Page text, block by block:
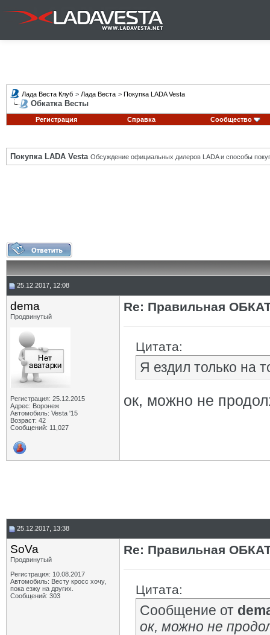
Лада Веста Клуб > Лада Веста > Покупка LADA Vesta
Обкатка Весты
Регистрация Справка Сообщество
Покупка LADA Vesta Обсуждение официальных дилеров LADA и способы
25.12.2017, 12:08
dema
Продвинутый
Регистрация: 25.12.2015
Адрес: Воронеж
Автомобиль: Vesta '15
Возраст: 42
Сообщений: 11,027
Re: Правильная
Цитата:
Я ездил только на
ок, можно не
25.12.2017, 13:38
SoVa
Продвинутый
Регистрация: 10.08.2017
Автомобиль: Весту кросс хочу,
пока езжу на других.
Сообщений: 303
Re: Правильная
Цитата:
Сообщение от
ок, можно не